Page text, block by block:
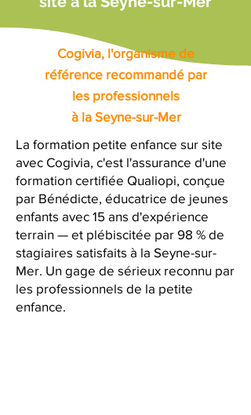
Cogivia, l'organisme de
référence recommandé par
les professionnels
à la Seyne-sur-Mer
La formation petite enfance sur site
avec Cogivia, c'est l'assurance d'une
formation certifiée Qualiopi, conçue
par Bénédicte, éducatrice de jeunes
enfants avec 15 ans d'expérience
terrain — et plébiscitée par 98 % de
stagiaires satisfaits à la Seyne-sur-
Mer. Un gage de sérieux reconnu par
les professionnels de la petite
enfance.